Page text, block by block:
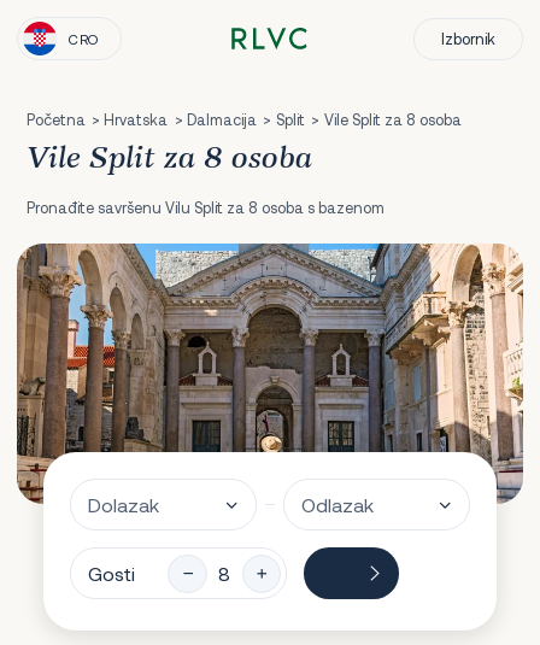
CRO Izbornik
Početna Hrvatska Dalmacija Split Vile Split za 8 osoba
Vile Split za 8 osoba
Pronađite savršenu Vilu Split za 8 osoba s bazenom
Gosti